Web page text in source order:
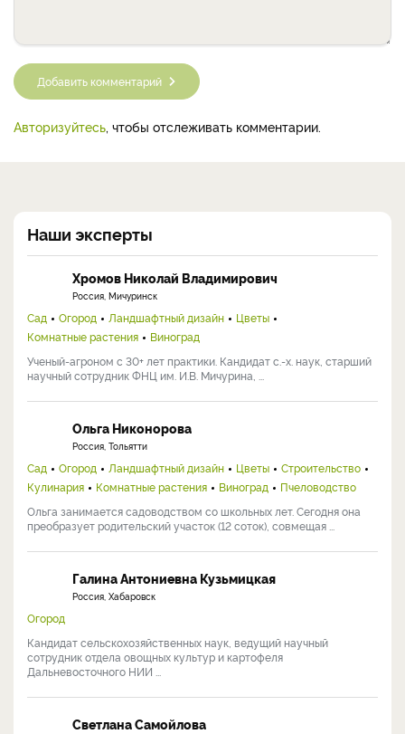
Добавить комментарий
Авторизуйтесь , чтобы отслеживать комментарии.
Наши эксперты
Хромов Николай Владимирович
Россия, Мичуринск
Сад Огород Ландшафтный дизайн
Цветы
Комнатные растения
Виноград
Ученый-агроном с 30+ лет практики. Кандидат с.-х. наук, старший
научный сотрудник ФНЦ им. И.В. Мичурина, ...
Ольга Никонорова
Россия, Тольятти
Сад Огород Ландшафтный дизайн Цветы
Строительство
Кулинария
Комнатные растения Виноград
Пчеловодство
Ольга занимается садоводством со школьных лет. Сегодня она
преобразует родительский участок (12 соток), совмещая ...
Галина Антониевна Кузьмицкая
Россия, Хабаровск
Огород
Кандидат сельскохозяйственных наук, ведущий научный
сотрудник отдела овощных культур и картофеля
Дальневосточного НИИ ...
Светлана Самойлова